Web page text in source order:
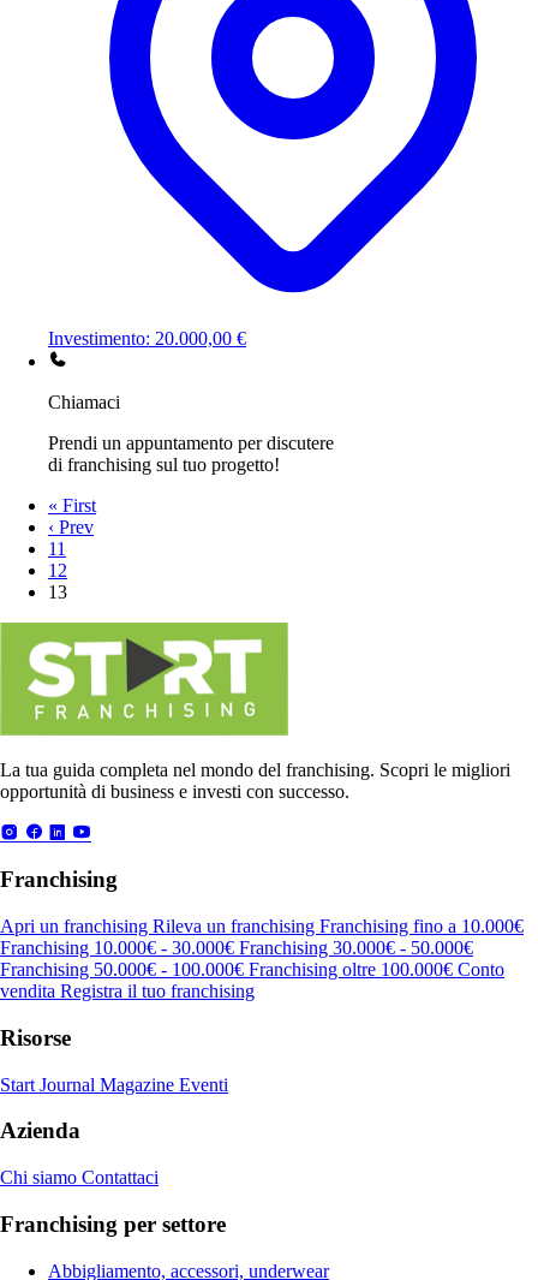
Investimento: 20.000,00 €
Chiamaci
Prendi un appuntamento per discutere
di franchising sul tuo progetto!
« First
‹ Prev
11
12
13
La tua guida completa nel mondo del franchising. Scopri le migliori
opportunità di business e investi con successo.
Franchising
Apri un franchising Rileva un franchising Franchising fino a 10.000€
Franchising 10.000€ - 30.000€ Franchising 30.000€ - 50.000€
Franchising 50.000€ - 100.000€ Franchising oltre 100.000€ Conto
vendita Registra il tuo franchising
Risorse
Start Journal Magazine Eventi
Azienda
Chi siamo Contattaci
Franchising per settore
Abbigliamento, accessori, underwear